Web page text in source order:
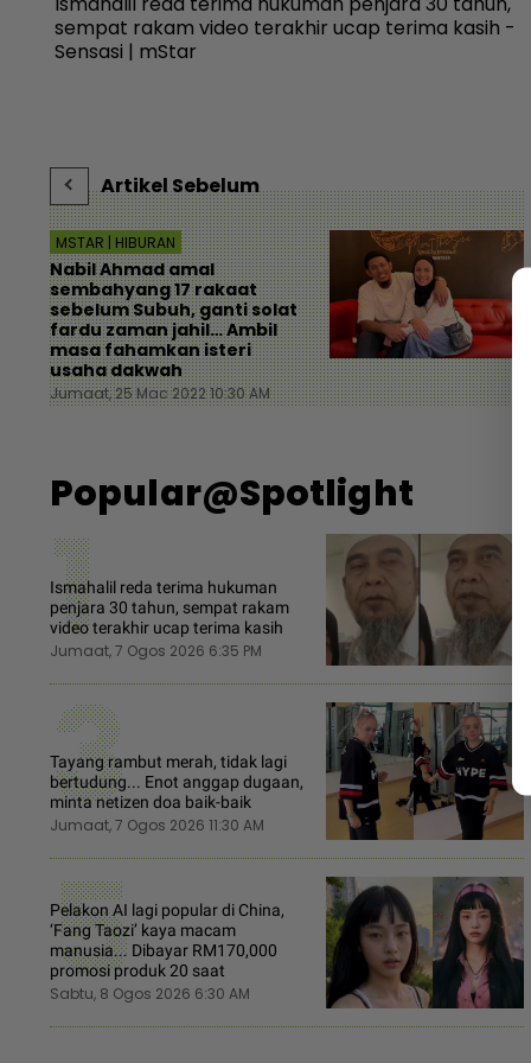
sempat rakam video terakhir ucap terima kasih -
Sensasi | mStar
Artikel Sebelum
MSTAR | HIBURAN
Nabil Ahmad amal
sembahyang 17 rakaat
sebelum Subuh, ganti solat
fardu zaman jahil… Ambil
masa fahamkan isteri
usaha dakwah
Jumaat, 25 Mac 2022 10:30 AM
Popular@Spotlight
1
Ismahalil reda terima hukuman
penjara 30 tahun, sempat rakam
video terakhir ucap terima kasih
Jumaat, 7 Ogos 2026 6:35 PM
3
Tayang rambut merah, tidak lagi
bertudung... Enot anggap dugaan,
minta netizen doa baik-baik
Jumaat, 7 Ogos 2026 11:30 AM
5
Pelakon AI lagi popular di China,
‘Fang Taozi’ kaya macam
manusia... Dibayar RM170,000
promosi produk 20 saat
Sabtu, 8 Ogos 2026 6:30 AM